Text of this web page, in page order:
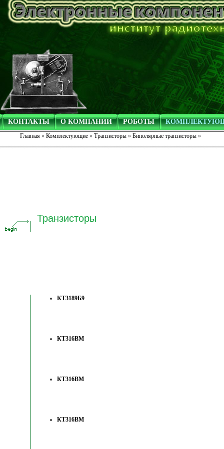
КОНТАКТЫ О КОМПАНИИ РОБОТЫ
Главная » Комплектующие » Транзисторы » Биполярные транзисторы »
Транзисторы
КТ3189Б9
КТ316ВМ
КТ316ВМ
КТ316ВМ